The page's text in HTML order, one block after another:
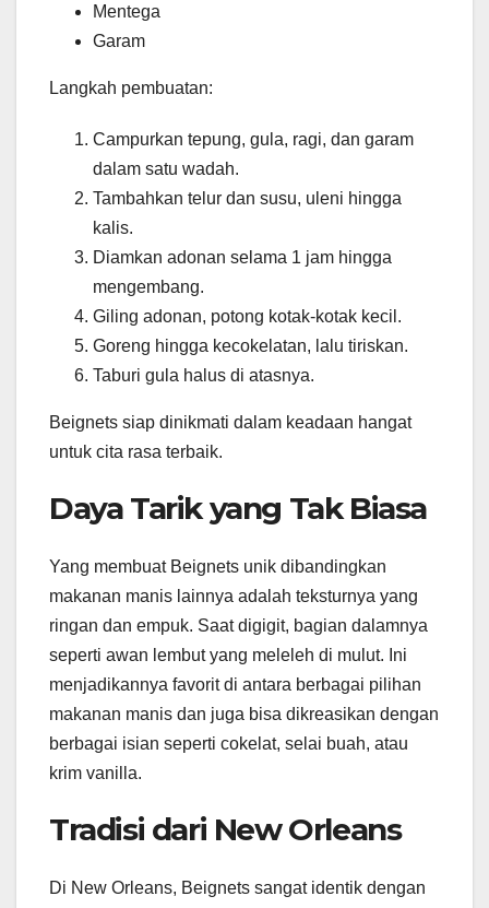
Mentega
Garam
Langkah pembuatan:
Campurkan tepung, gula, ragi, dan garam
dalam satu wadah.
Tambahkan telur dan susu, uleni hingga
kalis.
Diamkan adonan selama 1 jam hingga
mengembang.
Giling adonan, potong kotak-kotak kecil.
Goreng hingga kecokelatan, lalu tiriskan.
Taburi gula halus di atasnya.
Beignets siap dinikmati dalam keadaan hangat
untuk cita rasa terbaik.
Daya Tarik yang Tak Biasa
Yang membuat Beignets unik dibandingkan
makanan manis lainnya adalah teksturnya yang
ringan dan empuk. Saat digigit, bagian dalamnya
seperti awan lembut yang meleleh di mulut. Ini
menjadikannya favorit di antara berbagai pilihan
makanan manis dan juga bisa dikreasikan dengan
berbagai isian seperti cokelat, selai buah, atau
krim vanilla.
Tradisi dari New Orleans
Di New Orleans, Beignets sangat identik dengan